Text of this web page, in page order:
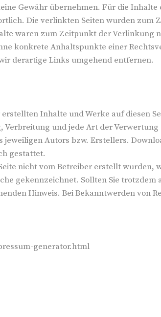
Gewähr übernehmen. Für die
Die verlinkten Seiten wurden zum
waren zum Zeitpunkt der Verlinkung
konkrete Anhaltspunkte einer
derartige Links umgehend entfernen.
Inhalte und Werke auf diesen
und jede Art der
Autors bzw. Erstellers.
gestattet.
nicht vom Betreiber erstellt
gekennzeichnet. Sollten Sie
Hinweis. Bei Bekanntwerden von
generator.html